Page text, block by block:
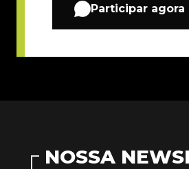
Participar agora
NOSSA